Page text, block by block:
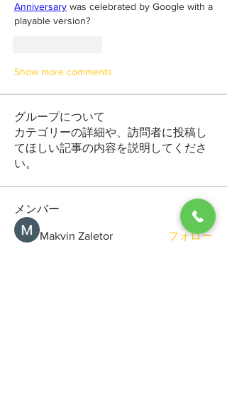
Anniversary was celebrated by Google with a
playable version?
Show more comments
グループについて
カテゴリーの詳細や、訪問者に投稿し
てほしい記事の内容を説明してくださ
い。
メンバー
Makvin Zaletor フォロー